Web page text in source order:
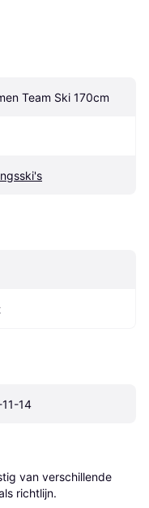
Team Ski 170cm
14
van verschillende
richtlijn.